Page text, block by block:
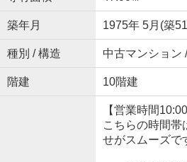
築年月 1975年 5月(築
種別 / 構造 中古マンション
階建 10階建
【営業時間
こちらの時間帯
せがスムーズで